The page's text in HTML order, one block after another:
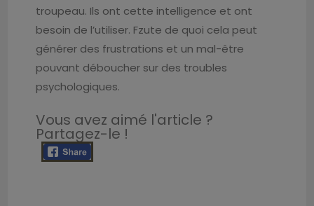
troupeau. Ils ont cette intelligence et ont
besoin de l’utiliser. Fzute de quoi cela peut
générer des frustrations et un mal-être
pouvant déboucher sur des troubles
psychologiques.
Vous avez aimé l'article ?
Partagez-le !